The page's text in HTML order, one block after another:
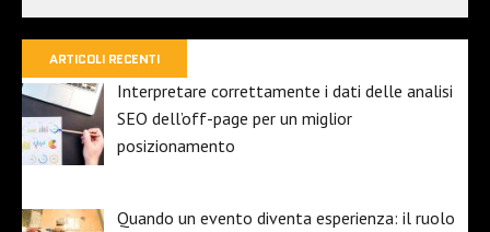
ARTICOLI RECENTI
Interpretare correttamente i dati delle analisi
SEO dell’off-page per un miglior
posizionamento
Quando un evento diventa esperienza: il ruolo